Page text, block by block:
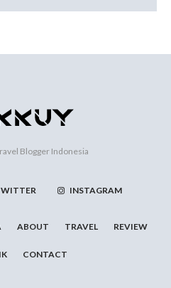
Blogger Indonesia
INSTAGRAM
ABOUT TRAVEL REVIEW
CONTACT